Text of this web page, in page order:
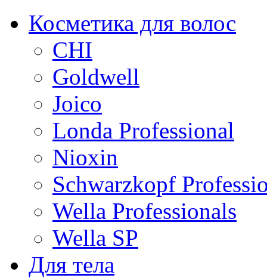
Косметика для волос
CHI
Goldwell
Joico
Londa Professional
Nioxin
Schwarzkopf
Wella Professionals
Wella SP
Для тела